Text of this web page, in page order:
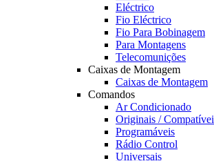
Eléctrico
Fio Eléctrico
Fio Para Bobinagem
Para Montagens
Telecomunições
Caixas de Montagem
Caixas de Montagem
Comandos
Ar Condicionado
Originais /
Programáveis
Rádio Control
Universais